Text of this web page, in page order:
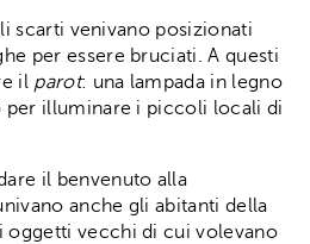
scarti venivano posizionati
per essere bruciati. A questi
il parot: una lampada in legno
per illuminare i piccoli locali di
il benvenuto alla
anche gli abitanti della
oggetti vecchi di cui volevano